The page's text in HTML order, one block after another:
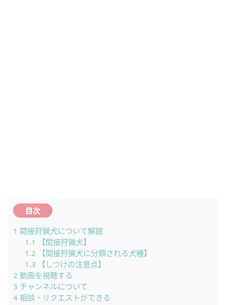
目次
1 間接狩猟犬について解説
1.1
【間接狩猟犬】
1.2 【間接狩猟犬に分類される犬種】
1.3 【しつけの注意点】
2 動画を視聴する
3 チャンネルについて
4 相談・リクエストができる